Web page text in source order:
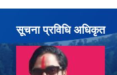
सूचना प्रविधि अधिकृत